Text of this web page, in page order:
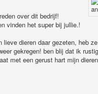
over dit bedrijf!
vinden het super bij jullie.!
lieve dieren daar gezeten, heb
gekregen! ben blij dat ik
met een gerust hart mijn